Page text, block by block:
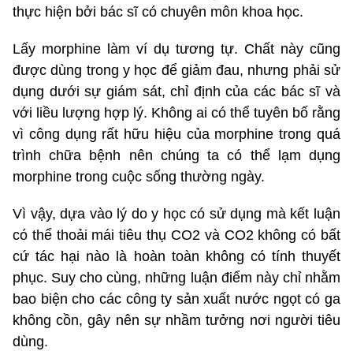
thực hiện bởi bác sĩ có chuyên môn khoa học.
Lấy morphine làm ví dụ tương tự. Chất này cũng
được dùng trong y học để giảm đau, nhưng phải sử
dụng dưới sự giám sát, chỉ định của các bác sĩ và
với liều lượng hợp lý. Không ai có thể tuyên bố rằng
vì công dụng rất hữu hiệu của morphine trong quá
trình chữa bệnh nên chúng ta có thể lạm dụng
morphine trong cuộc sống thường ngày.
Vì vậy, dựa vào lý do y học có sử dụng mà kết luận
có thể thoải mái tiêu thụ CO2 và CO2 không có bất
cứ tác hại nào là hoàn toàn không có tính thuyết
phục. Suy cho cùng, những luận điểm này chỉ nhằm
bao biện cho các công ty sản xuất nước ngọt có ga
không cồn, gây nên sự nhầm tưởng nơi người tiêu
dùng.